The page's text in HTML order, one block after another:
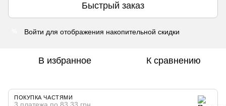
Быстрый заказ
Войти для отображения накопительной скидки
В избранное К сравнению
ПОКУПКА ЧАСТЯМИ
3 платежа по 83.33 грн